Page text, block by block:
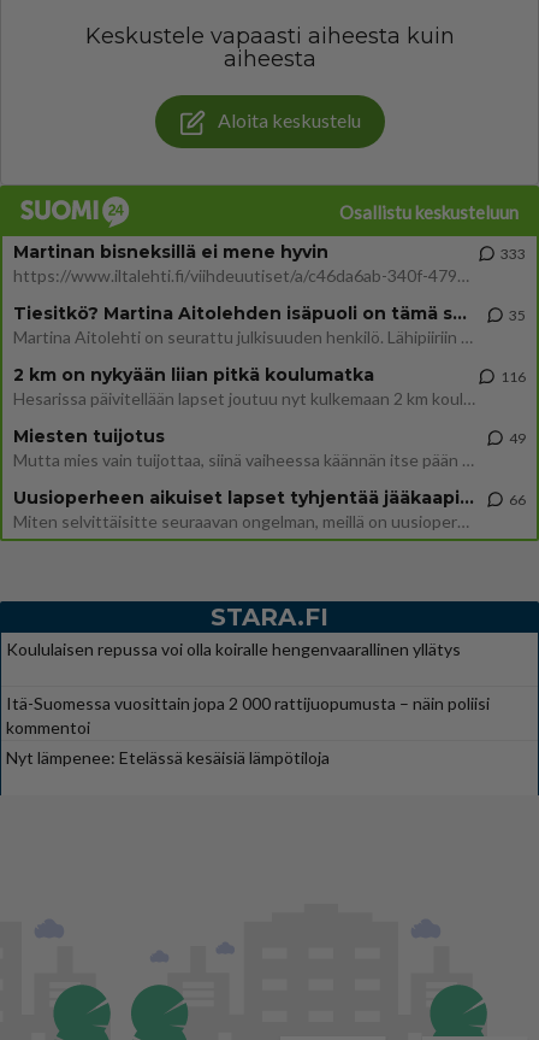
Keskustele vapaasti aiheesta kuin
aiheesta
Aloita keskustelu
Osallistu keskusteluun
Martinan bisneksillä ei mene hyvin
https://www.iltalehti.fi/viihdeuutiset/a/c46da6ab-340f-4790-aaa7-0865eed2336 Yrityksen konkurssihakemus on tullut kärä
333
Tiesitkö? Martina Aitolehden isäpuoli on tämä suosittu laulaja
Martina Aitolehti on seurattu julkisuuden henkilö. Lähipiiriin mahtuu muitakin tunnettuja henkilöitä. Tiesitkö, että Ma
35
2 km on nykyään liian pitkä koulumatka
Hesarissa päivitellään lapset joutuu nyt kulkemaan 2 km kouluun jösses. Ruostefillarilla tuo matka menee vaikka miten äk
116
Miesten tuijotus
Mutta mies vain tuijottaa, siinä vaiheessa käännän itse pään pois. Mikä juttu? Yleensä jos joku tuijottaa tai katsoo, hä
49
Uusioperheen aikuiset lapset tyhjentää jääkaapin käydessään
Miten selvittäisitte seuraavan ongelman, meillä on uusioperhe, minulla teini-ikäiset lapset ja puolisolla aikuiset, jotk
66
STARA.FI
Koululaisen repussa voi olla koiralle hengenvaarallinen yllätys
Itä-Suomessa vuosittain jopa 2 000 rattijuopumusta – näin poliisi
kommentoi
Nyt lämpenee: Etelässä kesäisiä lämpötiloja